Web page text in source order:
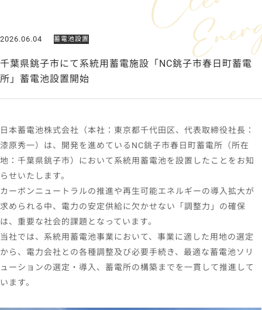
2026.06.04 蓄電池設置
千葉県銚子市にて系統用蓄電施設「NC銚子市春日町蓄電
所」蓄電池設置開始
日本蓄電池株式会社（本社：東京都千代田区、代表取締役社長：
漆原秀一）は、開発を進めているNC銚子市春日町蓄電所（所在
地：千葉県銚子市）において系統用蓄電池を設置したことをお知
らせいたします。
カーボンニュートラルの推進や再生可能エネルギーの導入拡大が
求められる中、電力の安定供給に欠かせない「調整力」の確保
は、重要な社会的課題となっています。
当社では、系統用蓄電池事業において、事業に適した用地の選定
から、電力会社との各種調整及び必要手続き、最適な蓄電池ソリ
ューションの選定・導入、蓄電所の構築までを一貫して推進して
います。